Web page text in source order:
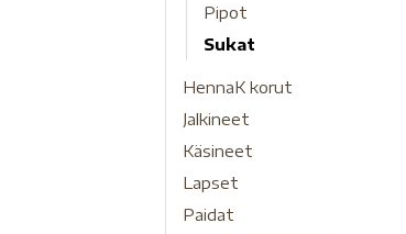
Pipot
Sukat
HennaK korut
Jalkineet
Käsineet
Lapset
Paidat